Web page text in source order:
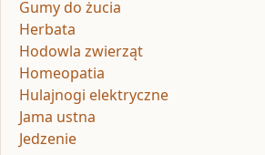
Gumy do żucia
Herbata
Hodowla zwierząt
Homeopatia
Hulajnogi elektryczne
Jama ustna
Jedzenie